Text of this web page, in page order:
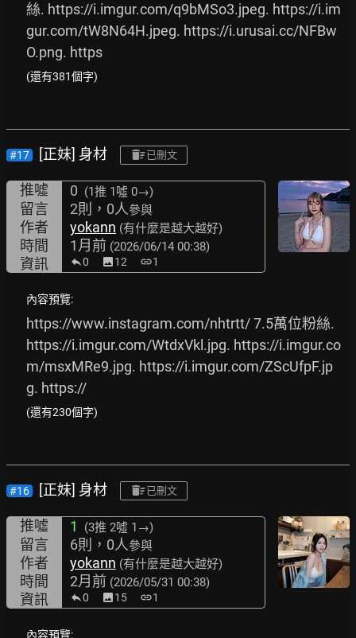
絲. https://i.imgur.com/q9bMSo3.jpeg. https://i.im
gur.com/tW8N64H.jpeg. https://i.urusai.cc/NFBw
O.png. https
(還有381個字)
#17 [正妹] 身材 已刪文
推噓 0 (1推 1噓 0→)
留言 2則，0人參與
作者 yokann (有什麼是越大越好)
時間 1月前 (2026/06/14 00:38)
資訊 0 image12 link1
內容預覽:
https://www.instagram.com/nhtrtt/
https://i.imgur.com/WtdxVkl.jpg. https://i.imgur.co
m/msxMRe9.jpg. https://i.imgur.com/ZScUfpF.jp
g. https://
(還有230個字)
#16 [正妹] 身材 已刪文
推噓 1 (3推 2噓 1→)
留言 6則，0人參與
作者 yokann (有什麼是越大越好)
時間 2月前 (2026/05/31 00:38)
資訊 0 image15 link1
內容預覽: